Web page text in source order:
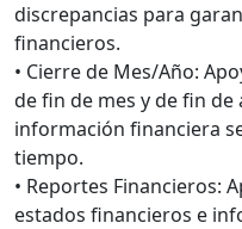
discrepancias para
financieros.
• Cierre de Mes/Año:
de fin de mes y de fin
información financiera
tiempo.
• Reportes Financieros:
estados financieros e